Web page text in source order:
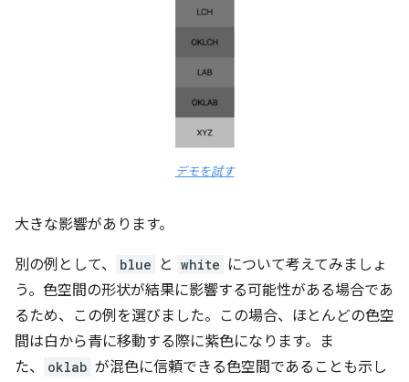
デモを試す
大きな影響があります。
別の例として、 blue と white について考えてみましょ
う。色空間の形状が結果に影響する可能性がある場合であ
るため、この例を選びました。この場合、ほとんどの色空
間は白から青に移動する際に紫色になります。ま
た、
oklab が混色に信頼できる色空間であることも示し